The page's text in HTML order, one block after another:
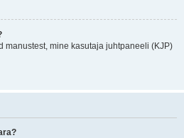
manustest, mine kasutaja juhtpaneeli (KJP)